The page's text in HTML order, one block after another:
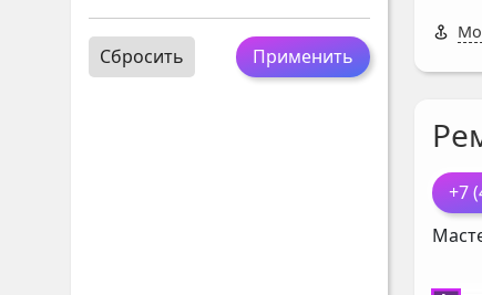
Применить
Сбросить
+7